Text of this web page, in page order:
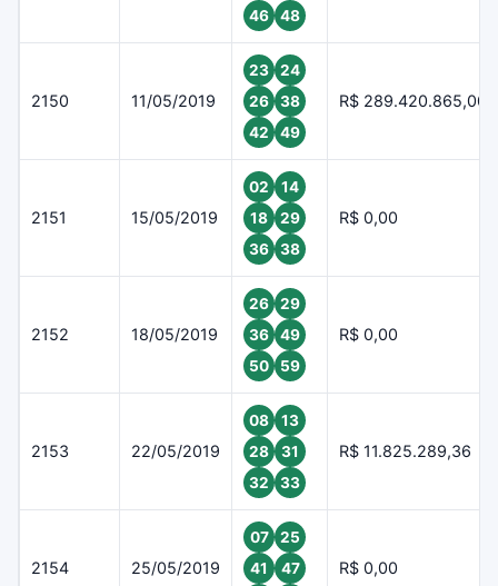
46
48
2150 11/05/2019
23
24
26
38
42
49
R$ 289.420.865,00
2151 15/05/2019
02
14
18
29
36
38
R$ 0,00
2152 18/05/2019
26
29
36
49
50
59
R$ 0,00
2153 22/05/2019
08
13
28
31
32
33
R$ 11.825.289,36
2154 25/05/2019
07
25
41
47
R$ 0,00